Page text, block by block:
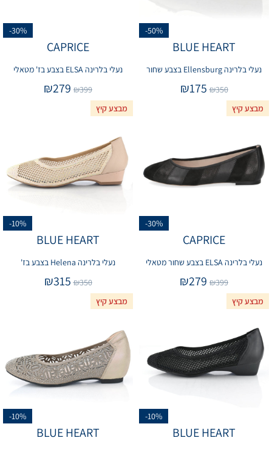
-50%
BLUE HEART
נעלי בלרינה Ellensburg בצבע שחור
₪350
₪175
-30%
CAPRICE
נעלי בלרינה ELSA בצבע בז' מטאלי
₪399
₪279
מבצע קיץ
-30%
CAPRICE
נעלי בלרינה ELSA בצבע שחור מטאלי
₪399
₪279
מבצע קיץ
-10%
BLUE HEART
נעלי בלרינה Helena בצבע בז'
₪350
₪315
מבצע קיץ
-10%
BLUE HEART
מבצע קיץ
-10%
BLUE HEART